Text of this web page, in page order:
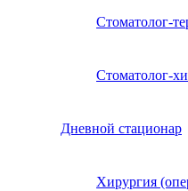
Стоматолог-
Стоматолог-
Дневной стационар
Хирургия